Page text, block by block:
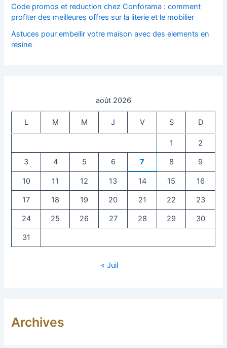
Code promos et reduction chez Conforama : comment
profiter des meilleures offres sur la literie et le mobilier
Astuces pour embellir votre maison avec des elements en
resine
août 2026
L M M J V S D
1 2
3 4 5 6 7 8 9
10 11 12 13 14 15 16
17 18 19 20 21 22 23
24 25 26 27 28 29 30
31
« Juil
Archives